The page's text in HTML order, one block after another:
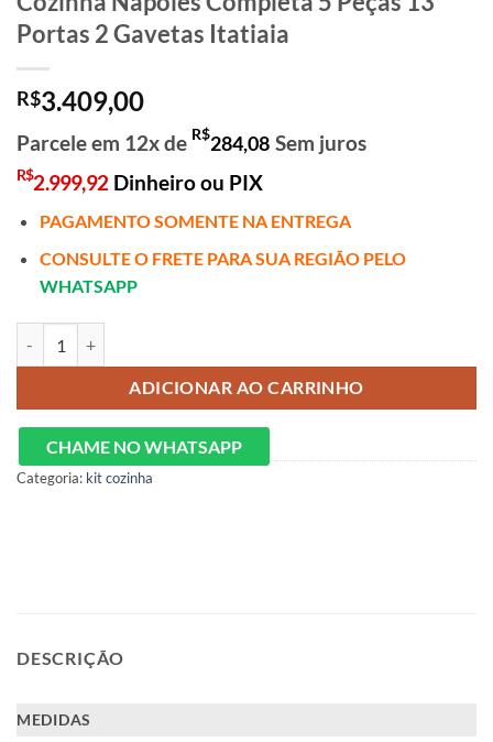
Portas 2 Gavetas Itatiaia
R$3.409,00
Parcele em 12x de R$284,08 Sem juros
R$2.999,92 Dinheiro ou PIX
PAGAMENTO SOMENTE NA ENTREGA
CONSULTE O FRETE PARA SUA REGIÃO PELO
WHATSAPP
ADICIONAR AO CARRINHO
CHAME NO WHATSAPP
Categoria: kit cozinha
DESCRIÇÃO
MEDIDAS